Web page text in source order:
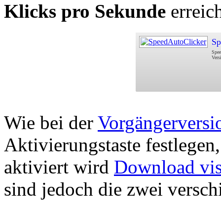
Klicks pro Sekunde
Wie bei der
Aktivierungstaste
aktiviert wird Download
sind jedoch die zwei